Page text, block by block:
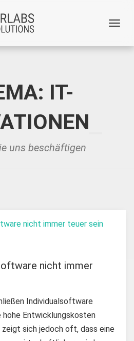
Menu
IT-
uns beschäftigen
nicht immer
Individualsoftware
hohe Entwicklungskosten
sich jedoch oft, dass eine